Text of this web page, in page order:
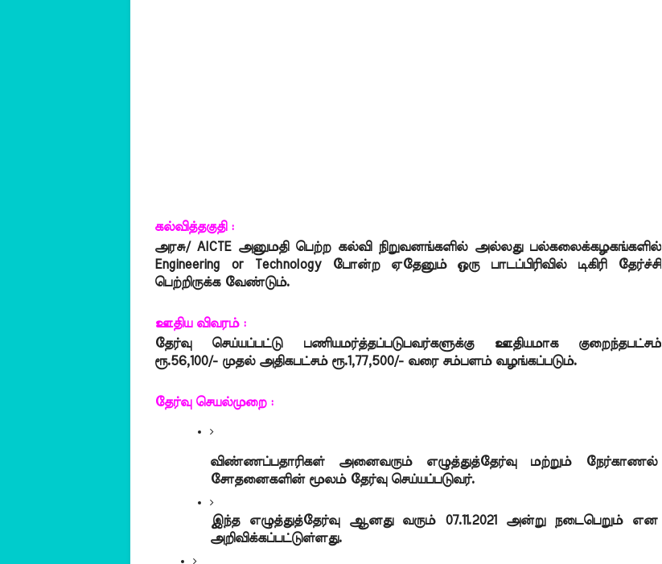
கல்வித்தகுதி :
அரசு/ AICTE அனுமதி பெற்ற கல்வி நிறுவனங்களில் அல்லது பல்கலைக்கழகங்களில்
Engineering or Technology போன்ற ஏதேனும் ஒரு பாடப்பிரிவில் டிகிரி தேர்ச்சி
பெற்றிருக்க வேண்டும்.
ஊதிய விவரம் :
தேர்வு செய்யப்பட்டு பணியமர்த்தப்படுபவர்களுக்கு ஊதியமாக குறைந்தபட்சம்
ரூ.56,100/- முதல் அதிகபட்சம் ரூ.1,77,500/- வரை சம்பளம் வழங்கப்படும்.
தேர்வு செயல்முறை :
விண்ணப்பதாரிகள் அனைவரும் எழுத்துத்தேர்வு மற்றும் நேர்காணல்
சோதனைகளின் மூலம் தேர்வு செய்யப்படுவர்.
இந்த எழுத்துத்தேர்வு ஆனது வரும் 07.11.2021 அன்று நடைபெறும் என
அறிவிக்கப்பட்டுள்ளது.